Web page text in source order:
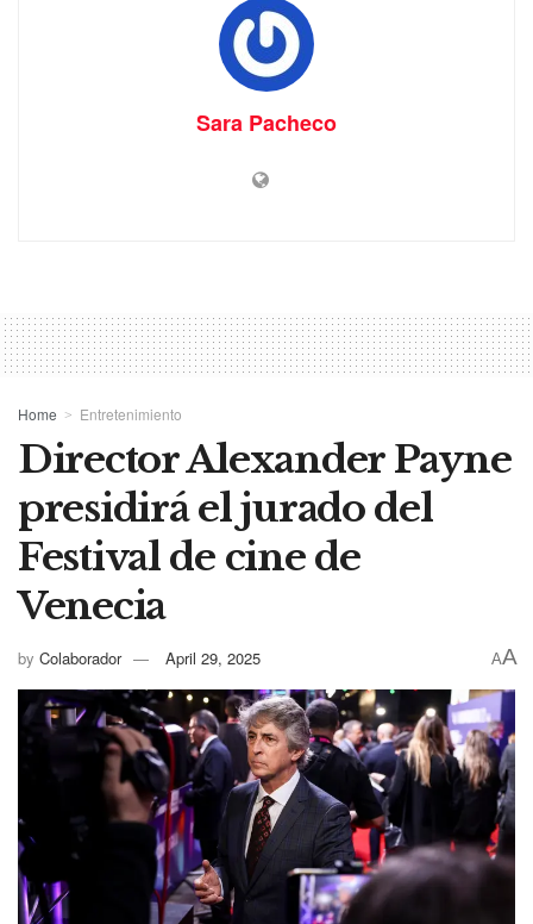
Sara Pacheco
Home Entretenimiento
Director Alexander Payne
presidirá el jurado del
Festival de cine de
Venecia
by Colaborador April 29, 2025 AA